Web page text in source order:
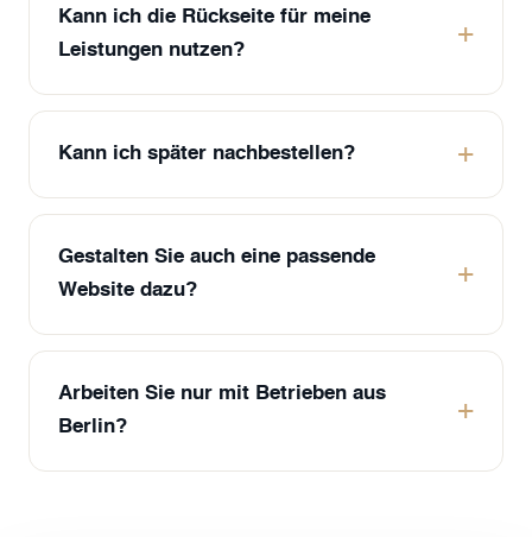
Kann ich die Rückseite für meine
Leistungen nutzen?
Kann ich später nachbestellen?
Gestalten Sie auch eine passende
Website dazu?
Arbeiten Sie nur mit Betrieben aus
Berlin?